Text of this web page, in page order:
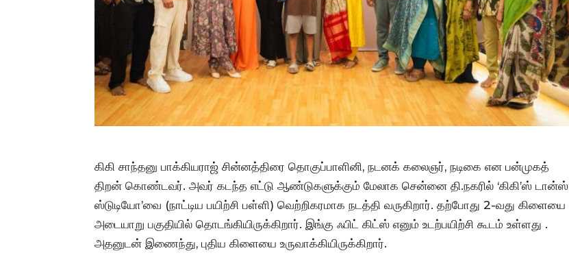
கிகி சாந்தனு பாக்கியராஜ் சின்னத்திரை தொகுப்பாளினி, நடனக் கலைஞர், நடிகை என பன்முகத்
திறன் கொண்டவர். அவர் கடந்த எட்டு ஆண்டுகளுக்கும் மேலாக சென்னை தி.நகரில் ‘கிகி’ஸ் டான்ஸ்
ஸ்டுடியோ’வை (நாட்டிய பயிற்சி பள்ளி) வெற்றிகரமாக நடத்தி வருகிறார். தற்போது 2-வது கிளையை
அடையாறு பகுதியில் தொடங்கியிருக்கிறார். இங்கு ஃபிட் கிட்ஸ் எனும் உடற்பயிற்சி கூடம் உள்ளது .
அதனுடன் இணைந்து, புதிய கிளையை உருவாக்கியிருக்கிறார்.